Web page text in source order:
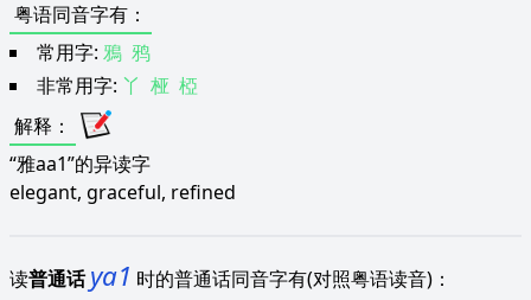
粤语同音字有 ：
常用字: 鴉 鸦
非常用字: 丫 桠 椏
解释 ：
“雅aa1”的异读字
elegant, graceful, refined
读普通话 ya1 时的普通话同音字有(对照粤语读音)：